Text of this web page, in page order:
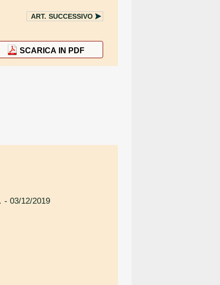
ART. SUCCESSIVO
SCARICA IN PDF
- 03/12/2019